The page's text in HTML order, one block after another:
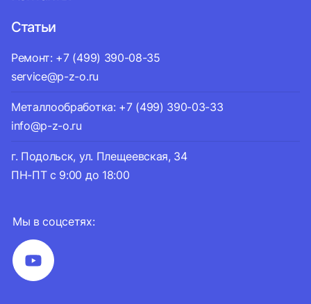
Мы в соцсетях:
Статьи
Ремонт: +7 (499) 390-08-35
service@p-z-o.ru
Металлообработка: +7 (499) 390-03-33
info@p-z-o.ru
г. Подольск, ул. Плещеевская, 34
ПН-ПТ с 9:00 до 18:00